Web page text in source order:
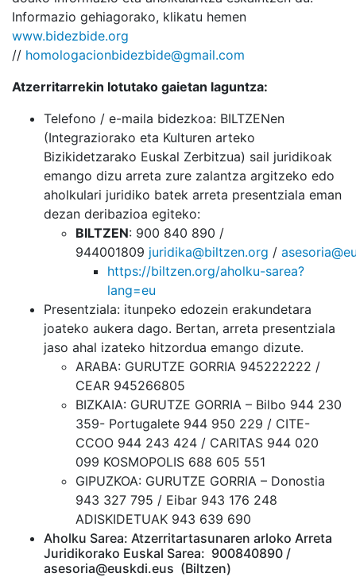
Informazio gehiagorako, klikatu hemen
www.bidezbide.org
// homologacionbidezbide@gmail.com
Atzerritarrekin lotutako gaietan laguntza:
Telefono / e-maila bidezkoa: BILTZENen
(Integraziorako eta Kulturen arteko
Bizikidetzarako Euskal Zerbitzua) sail juridikoak
emango dizu arreta zure zalantza argitzeko edo
aholkulari juridiko batek arreta presentziala eman
dezan deribazioa egiteko:
BILTZEN: 900 840 890 /
944001809 juridika@biltzen.org /
https://biltzen.org/aholku-sarea?
lang=eu
Presentziala: itunpeko edozein erakundetara
joateko aukera dago. Bertan, arreta presentziala
jaso ahal izateko hitzordua emango dizute.
ARABA: GURUTZE GORRIA 945222222 /
CEAR 945266805
BIZKAIA: GURUTZE GORRIA – Bilbo 944 230
359- Portugalete 944 950 229 / CITE-
CCOO 944 243 424 / CARITAS 944 020
099 KOSMOPOLIS 688 605 551
GIPUZKOA: GURUTZE GORRIA – Donostia
943 327 795 / Eibar 943 176 248
ADISKIDETUAK 943 639 690
Aholku Sarea: Atzerritartasunaren arloko Arreta
Juridikorako Euskal Sarea: 900840890 /
asesoria@euskdi.eus (Biltzen)